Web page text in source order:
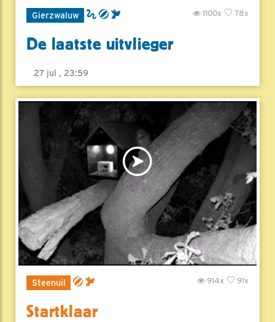
Gierzwaluw 78x
1100x
De laatste uitvlieger
27 jul , 23:59
Steenuil 91x
914x
Startklaar